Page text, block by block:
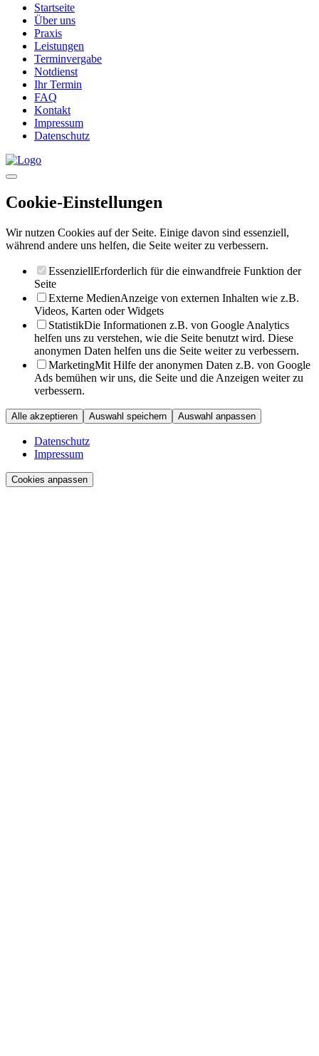
Startseite
Über uns
Praxis
Leistungen
Terminvergabe
Notdienst
Ihr Termin
FAQ
Kontakt
Impressum
Datenschutz
Cookie-Einstellungen
Wir nutzen Cookies auf der Seite. Einige davon sind essenziell,
während andere uns helfen, die Seite weiter zu verbessern.
EssenziellErforderlich für die einwandfreie Funktion der
Seite
Externe MedienAnzeige von externen Inhalten wie z.B.
Videos, Karten oder Widgets
StatistikDie Informationen z.B. von Google Analytics
helfen uns zu verstehen, wie die Seite benutzt wird. Diese
anonymen Daten helfen uns die Seite weiter zu verbessern.
MarketingMit Hilfe der anonymen Daten z.B. von Google
Ads bemühen wir uns, die Seite und die Anzeigen weiter zu
verbessern.
Alle akzeptieren Auswahl speichern Auswahl anpassen
Datenschutz
Impressum
Cookies anpassen